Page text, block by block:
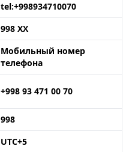
tel:+998934710070
998 XX
Мобильный номер
телефона
+998 93 471 00 70
998
UTC+5